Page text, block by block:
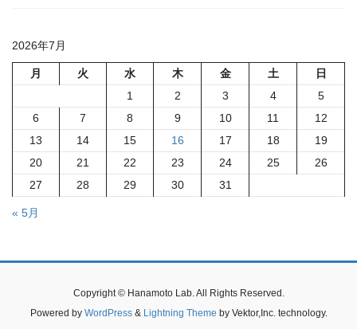
2026年7月
月 火 水 木 金 土
日
1
2 3 4
5
6
7 8 9 10 11
12
13
14 15 16 17 18
19
20
21 22 23 24 25
26
27
28 29 30 31
« 5月
Copyright © Hanamoto Lab. All Rights Reserved.
Powered by WordPress& Lightning Theme by Vektor,Inc. technology.